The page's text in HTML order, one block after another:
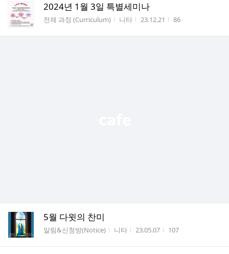
2024년 1월 3일 특별세미나
게시판명
전체 과정 (Curriculum) 작성자
니타 작성시간
23.12.21 조회수
86
5월 다윗의 찬미
게시판명
알림&신청방(Notice) 작성자
니타 작성시간
23.05.07 조회수
107